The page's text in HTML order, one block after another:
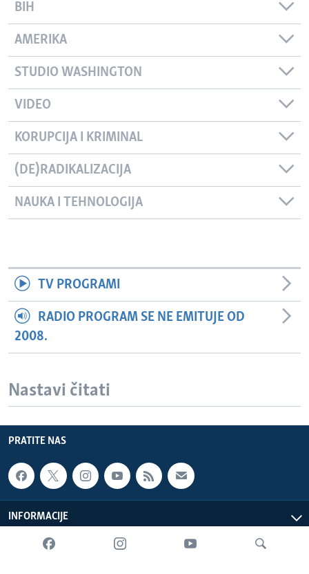
BIH
AMERIKA
STUDIO WASHINGTON
VIDEO
KORUPCIJA I KRIMINAL
(DE)RADIKALIZACIJA
NAUKA I TEHNOLOGIJA
TV PROGRAMI
RADIO PROGRAM SE NE EMITUJE OD
2008.
Nastavi čitati
PRATITE NAS
INFORMACIJE
SADRŽAJ